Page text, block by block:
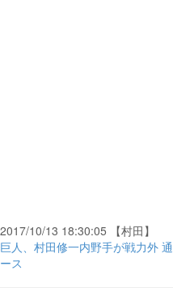
2017/10/13 18:30:05 【村田】
巨人、村田修一内野手が戦力外
ース